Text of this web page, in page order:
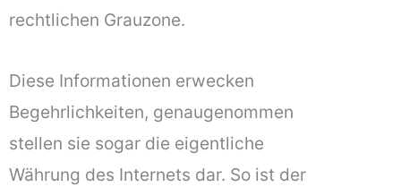
rechtlichen Grauzone.
Diese Informationen erwecken
Begehrlichkeiten, genaugenommen
stellen sie sogar die eigentliche
Währung des Internets dar. So ist der